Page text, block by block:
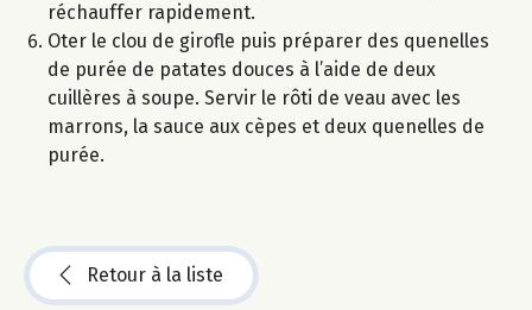
réchauffer rapidement.
Oter le clou de girofle puis préparer des quenelles
de purée de patates douces à l’aide de deux
cuillères à soupe. Servir le rôti de veau avec les
marrons, la sauce aux cèpes et deux quenelles de
purée.
Retour à la liste